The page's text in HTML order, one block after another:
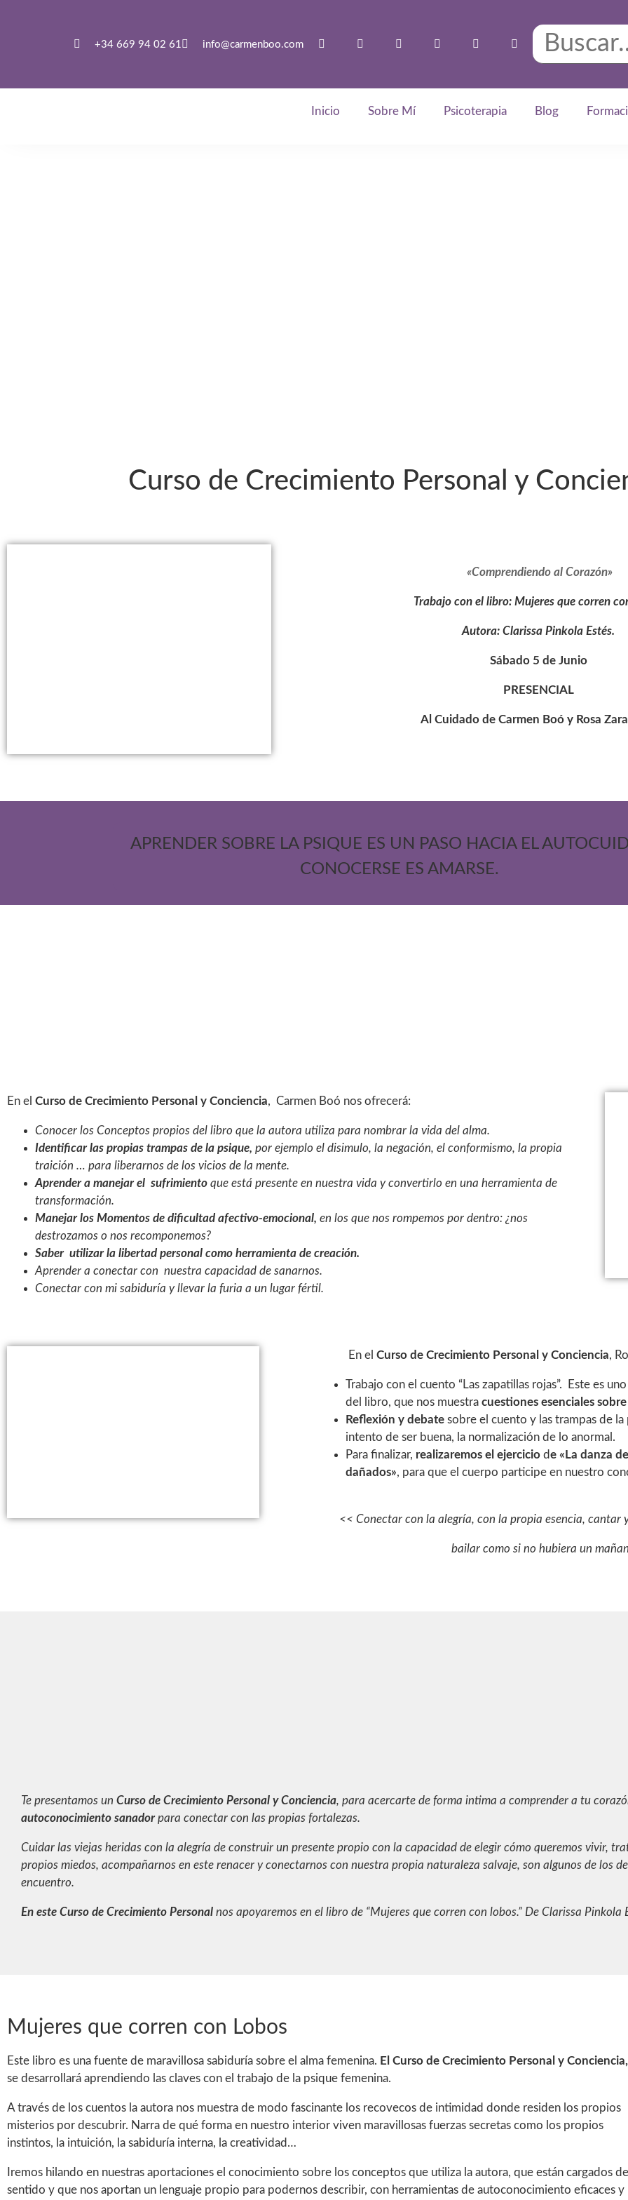
+34 669 94 02 61 info@carmenboo.com
Inicio Sobre Mí Psicoterapia Blog
Curso de Crecimiento Personal y
«Comprendiendo al Corazón»
Trabajo con el libro: Mujeres que corren
Autora: Clarissa Pinkola Estés.
Sábado 5 de Junio
PRESENCIAL
Al Cuidado de Carmen Boó y Rosa
APRENDER SOBRE LA PSIQUE ES UN PASO HACIA EL
CONOCERSE ES AMARSE.
En el Curso de Crecimiento Personal y Conciencia, Carmen Boó nos ofrecerá:
Conocer los Conceptos propios del libro que la autora utiliza para nombrar la vida del alma.
Identificar las propias trampas de la psique, por ejemplo el disimulo, la negación, el conformismo, la propia
traición … para liberarnos de los vicios de la mente.
Aprender a manejar el sufrimiento que está presente en nuestra vida y convertirlo en una herramienta de
transformación.
Manejar los Momentos de dificultad afectivo-emocional, en los que nos rompemos por dentro: ¿nos
destrozamos o nos recomponemos?
Saber utilizar la libertad personal como herramienta de creación.
Aprender a conectar con nuestra capacidad de sanarnos.
Conectar con mi sabiduría y llevar la furia a un lugar fértil.
En el Curso de Crecimiento Personal y Conciencia,
Trabajo con el cuento “Las zapatillas rojas”. Este es
del libro, que nos muestracuestiones esenciales
Reflexión y debate sobre el cuento y las trampas de la
intento de ser buena, la normalización de lo anormal.
Para finalizar, realizaremos el ejercicio de «La danza
dañados», para que el cuerpo participe en nuestro
<< Conectar con la alegría, con la propia esencia, cantar
bailar como si no hubiera un
Te presentamos un Curso de Crecimiento Personal y Conciencia, para acercarte de forma intima a comprender a tu
autoconocimiento sanadorpara conectar con las propias fortalezas.
Cuidar las viejas heridas con la alegría de construir un presente propio con la capacidad de elegir cómo queremos vivir,
propios miedos, acompañarnos en este renacer y conectarnos con nuestra propia naturaleza salvaje, son algunos de los
encuentro.
En este Curso de Crecimiento Personal nos apoyaremos en el libro de “Mujeres que corren con lobos.” De Clarissa Pinkola
Mujeres que corren con Lobos
Este libro es una fuente de maravillosa sabiduría sobre el alma femenina. El Curso de Crecimiento Personal y Conciencia,
se desarrollará aprendiendo las claves con el trabajo de la psique femenina.
A través de los cuentos la autora nos muestra de modo fascinante los recovecos de intimidad donde residen los propios
misterios por descubrir. Narra de qué forma en nuestro interior viven maravillosas fuerzas secretas como los propios
instintos, la intuición, la sabiduría interna, la creatividad…
Iremos hilando en nuestras aportaciones el conocimiento sobre los conceptos que utiliza la autora, que están cargados de
sentido y que nos aportan un lenguaje propio para podernos describir, con herramientas de autoconocimiento eficaces y